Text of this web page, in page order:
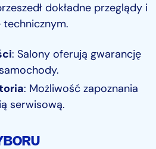
dokładne przeglądy i
: Salony oferują gwarancję
: Możliwość zapoznania
serwisową.